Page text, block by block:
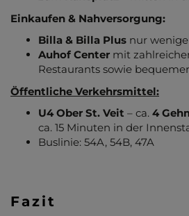
Einkaufen & Nahversorgung:
Billa & Billa Plus nur
Auhof Center mit
Restaurants sowie bequemer
Öffentliche Verkehrsmittel:
U4 Ober St. Veit – ca. 4
ca. 15 Minuten in der
Buslinie: 54A, 54B, 47A
Fazit